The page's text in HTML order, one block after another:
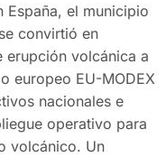
España, el municipio
convirtió en
erupción volcánica a
europeo EU-MODEX
nacionales e
operativo para
volcánico. Un